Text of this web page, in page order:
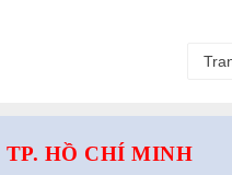
HỒ CHÍ MINH